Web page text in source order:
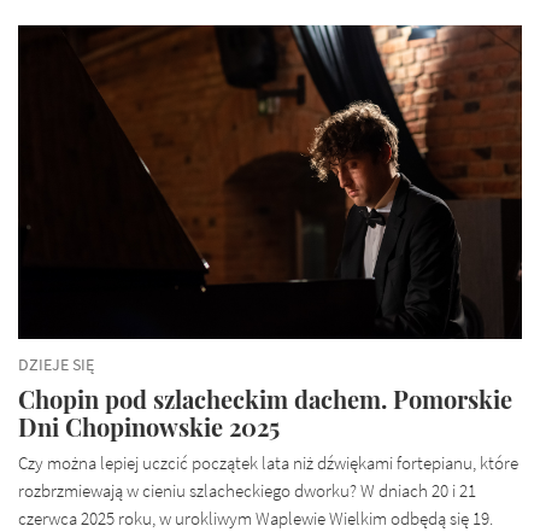
ARTYKUŁY
KATEGORII
DZIEJE SIĘ
Chopin pod szlacheckim dachem. Pomorskie
Dni Chopinowskie 2025
Czy można lepiej uczcić początek lata niż dźwiękami fortepianu, które
rozbrzmiewają w cieniu szlacheckiego dworku? W dniach 20 i 21
czerwca 2025 roku, w urokliwym Waplewie Wielkim odbędą się 19.